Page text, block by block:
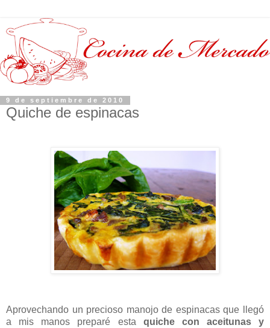
9 de septiembre de 2010
Quiche de espinacas
Aprovechando un precioso manojo de espinacas que llegó
a mis manos preparé esta quiche con aceitunas y